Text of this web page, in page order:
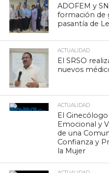
ADOFEM y
formación de
pasantía de
ACTUALIDAD
El SRSO
nuevos
ACTUALIDAD
El
Emocional y
de una
Confianza y
la Mujer